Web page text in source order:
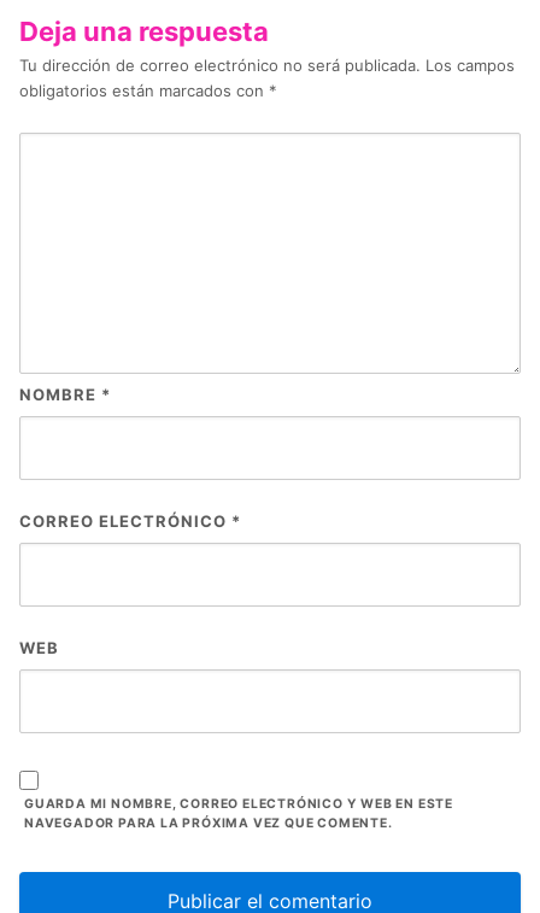
Deja una respuesta
Tu dirección de correo electrónico no será publicada. Los campos
obligatorios están marcados con *
NOMBRE *
CORREO ELECTRÓNICO *
WEB
GUARDA MI NOMBRE, CORREO ELECTRÓNICO Y WEB EN ESTE
NAVEGADOR PARA LA PRÓXIMA VEZ QUE COMENTE.